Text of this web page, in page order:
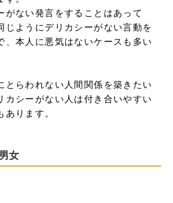
がない発言をすることはあって
じようにデリカシーがない言動を
、本人に悪気はないケースも多い
とらわれない人間関係を築きたい
カシーがない人は付き合いやすい
ります。
女